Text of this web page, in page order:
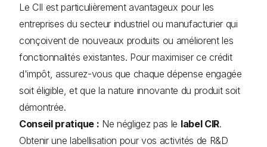
Le CII est particulièrement avantageux pour les
entreprises du secteur industriel ou manufacturier qui
conçoivent de nouveaux produits ou améliorent les
fonctionnalités existantes. Pour maximiser ce crédit
d'impôt, assurez-vous que chaque dépense engagée
soit éligible, et que la nature innovante du produit soit
démontrée.
Conseil pratique : Ne négligez pas le label CIR.
Obtenir une labellisation pour vos activités de R&D